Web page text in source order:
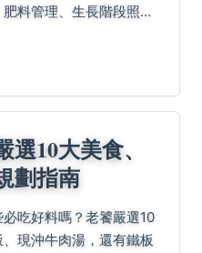
料管理、生長階段照護
10大美食、
劃指南
吃好料嗎？老饕嚴選10
現沖牛肉湯，還有鐵板